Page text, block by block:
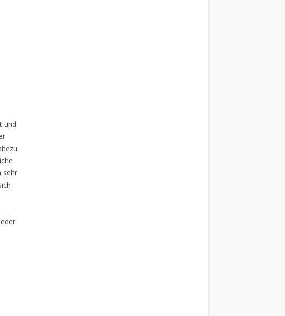
und
sehr